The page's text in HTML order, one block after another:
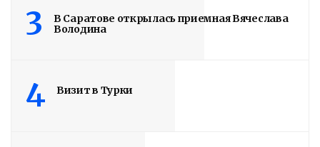
3
В Саратове открылась приемная Вячеслава
Володина
4 Визит в Турки